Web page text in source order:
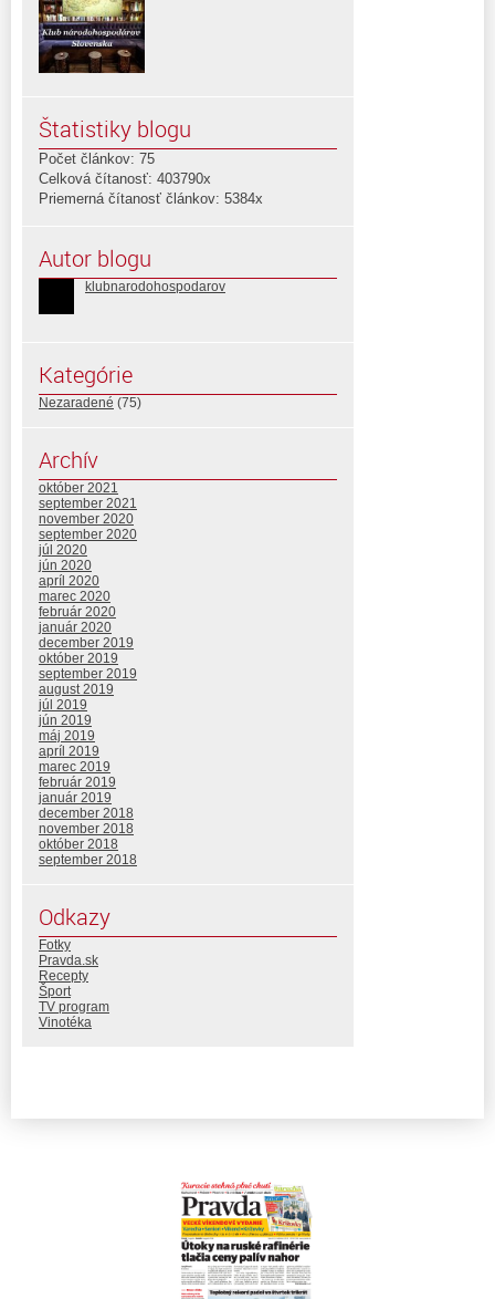
Štatistiky blogu
Počet článkov: 75
Celková čítanosť: 403790x
Priemerná čítanosť článkov: 5384x
Autor blogu
klubnarodohospodarov
Kategórie
Nezaradené (75)
Archív
október 2021
september 2021
november 2020
september 2020
júl 2020
jún 2020
apríl 2020
marec 2020
február 2020
január 2020
december 2019
október 2019
september 2019
august 2019
júl 2019
jún 2019
máj 2019
apríl 2019
marec 2019
február 2019
január 2019
december 2018
november 2018
október 2018
september 2018
Odkazy
Fotky
Pravda.sk
Recepty
Šport
TV program
Vinotéka